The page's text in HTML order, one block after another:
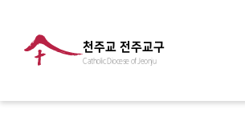
천주교 전주교구
Catholic Diocese of Jeonju